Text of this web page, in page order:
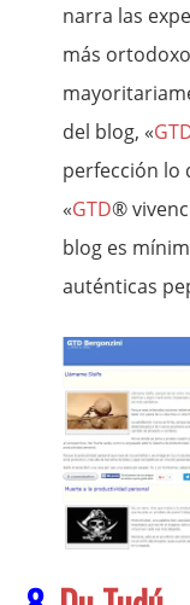
narra las
más
del blog, «
perfección lo
«GTD®
blog es
auténticas